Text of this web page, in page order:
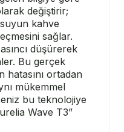
değiştirir;
kahve
sağlar.
düşürerek
Bu gerçek
hatasını ortadan
mükemmel
bu teknolojiye
Wave T3”